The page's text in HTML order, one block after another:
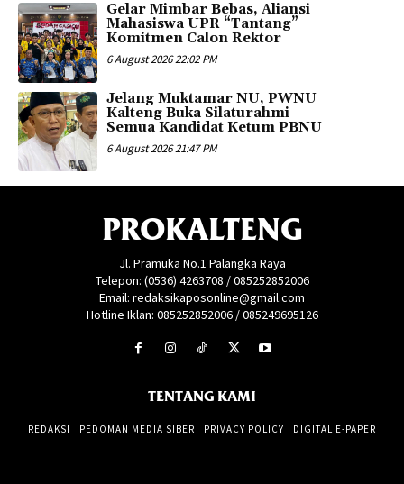
Gelar Mimbar Bebas, Aliansi
Mahasiswa UPR “Tantang”
Komitmen Calon Rektor
6 August 2026 22:02 PM
Jelang Muktamar NU, PWNU
Kalteng Buka Silaturahmi
Semua Kandidat Ketum PBNU
6 August 2026 21:47 PM
PROKALTENG
Jl. Pramuka No.1 Palangka Raya
Telepon: (0536) 4263708 / 085252852006
Email: redaksikaposonline@gmail.com
Hotline Iklan: 085252852006 / 085249695126
TENTANG KAMI
REDAKSI PEDOMAN MEDIA SIBER PRIVACY POLICY DIGITAL E-PAPER